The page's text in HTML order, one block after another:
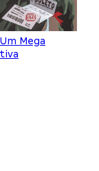
Mega